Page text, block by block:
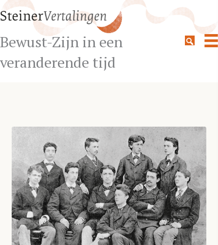
Bewust-Zijn in een
veranderende tijd